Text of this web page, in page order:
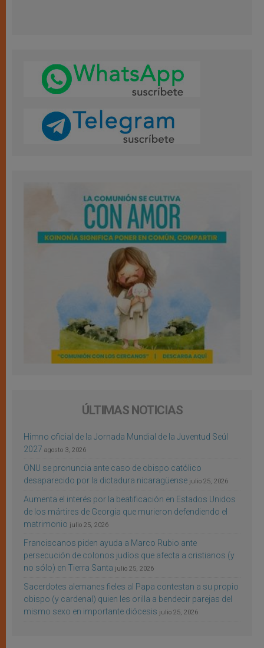
ÚLTIMAS NOTICIAS
Himno oficial de la Jornada Mundial de la Juventud Seúl
2027 agosto 3, 2026
ONU se pronuncia ante caso de obispo católico
desaparecido por la dictadura nicaragüense julio 25, 2026
Aumenta el interés por la beatificación en Estados Unidos
de los mártires de Georgia que murieron defendiendo el
matrimonio julio 25, 2026
Franciscanos piden ayuda a Marco Rubio ante
persecución de colonos judíos que afecta a cristianos (y
no sólo) en Tierra Santa julio 25, 2026
Sacerdotes alemanes fieles al Papa contestan a su propio
obispo (y cardenal) quien les orilla a bendecir parejas del
mismo sexo en importante diócesis julio 25, 2026